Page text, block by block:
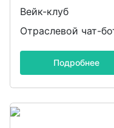
Вейк-клуб
Отраслевой чат-
Подробнее